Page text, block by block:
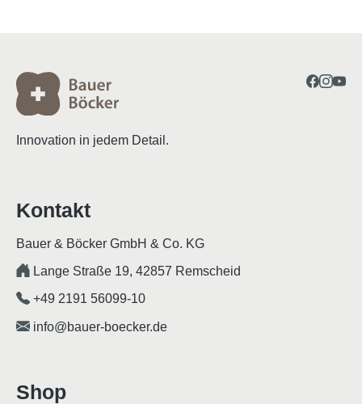
Innovation in jedem Detail.
Kontakt
Bauer & Böcker GmbH & Co. KG
Lange Straße 19, 42857 Remscheid
+49 2191 56099-10
info@bauer-boecker.de
Shop